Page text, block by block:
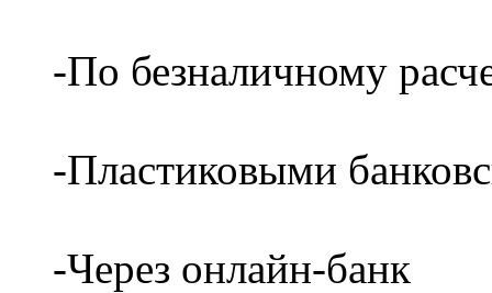
-По безналичному
-Пластиковыми
-Через онлайн-банк